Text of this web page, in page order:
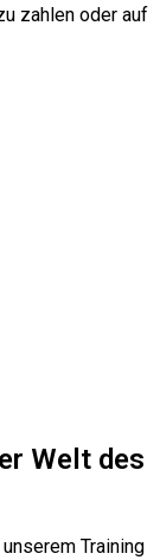
zahlen oder auf
Welt des
Training